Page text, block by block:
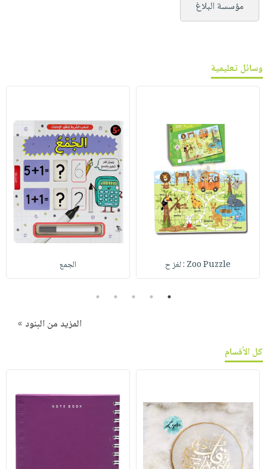
مؤسسة البلاغ
وسائل تعليمية
Zoo Puzzle : لغز ح الجمع
1
2
3
4
5
المزيد من البنود »
كل الأقسام